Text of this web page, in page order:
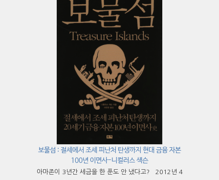
보물섬 : 절세에서 조세 피난처 탄생까지 현대 금융 자본
100년 이면사-니컬러스 섁슨
아마존이 3년간 세금을 한 푼도 안 냈다고? 2012년 4